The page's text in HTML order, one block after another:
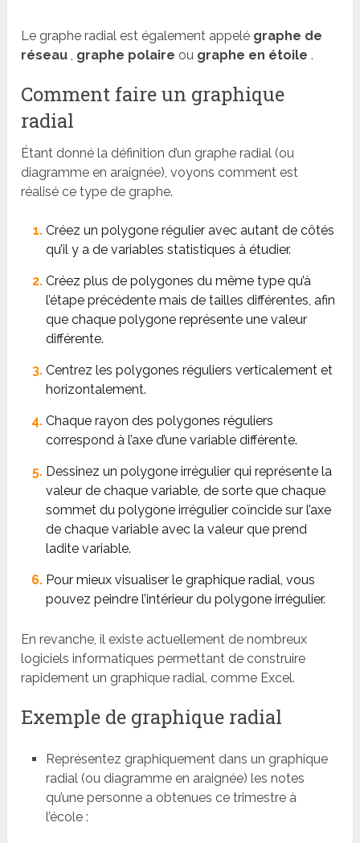
Le graphe radial est également appelé graphe de
réseau , graphe polaire ou graphe en étoile .
Comment faire un graphique
radial
Étant donné la définition d’un graphe radial (ou
diagramme en araignée), voyons comment est
réalisé ce type de graphe.
Créez un polygone régulier avec autant de côtés
qu’il y a de variables statistiques à étudier.
Créez plus de polygones du même type qu’à
l’étape précédente mais de tailles différentes, afin
que chaque polygone représente une valeur
différente.
Centrez les polygones réguliers verticalement et
horizontalement.
Chaque rayon des polygones réguliers
correspond à l’axe d’une variable différente.
Dessinez un polygone irrégulier qui représente la
valeur de chaque variable, de sorte que chaque
sommet du polygone irrégulier coïncide sur l’axe
de chaque variable avec la valeur que prend
ladite variable.
Pour mieux visualiser le graphique radial, vous
pouvez peindre l’intérieur du polygone irrégulier.
En revanche, il existe actuellement de nombreux
logiciels informatiques permettant de construire
rapidement un graphique radial, comme Excel.
Exemple de graphique radial
Représentez graphiquement dans un graphique
radial (ou diagramme en araignée) les notes
qu’une personne a obtenues ce trimestre à
l’école :